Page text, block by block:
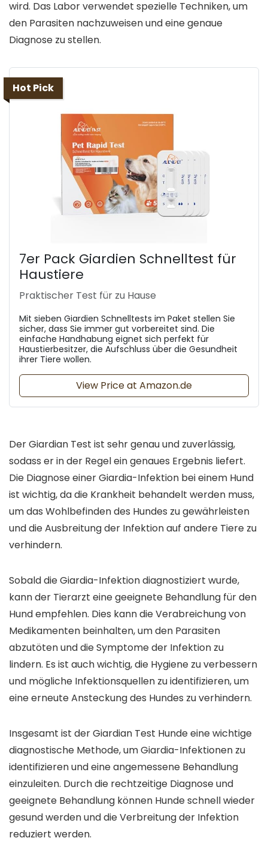
wird. Das Labor verwendet spezielle Techniken, um
den Parasiten nachzuweisen und eine genaue
Diagnose zu stellen.
Hot Pick
7er Pack Giardien Schnelltest für
Haustiere
Praktischer Test für zu Hause
Mit sieben Giardien Schnelltests im Paket stellen Sie
sicher, dass Sie immer gut vorbereitet sind. Die
einfache Handhabung eignet sich perfekt für
Haustierbesitzer, die Aufschluss über die Gesundheit
ihrer Tiere wollen.
View Price at Amazon.de
Der Giardian Test ist sehr genau und zuverlässig,
sodass er in der Regel ein genaues Ergebnis liefert.
Die Diagnose einer Giardia-Infektion bei einem Hund
ist wichtig, da die Krankheit behandelt werden muss,
um das Wohlbefinden des Hundes zu gewährleisten
und die Ausbreitung der Infektion auf andere Tiere zu
verhindern.
Sobald die Giardia-Infektion diagnostiziert wurde,
kann der Tierarzt eine geeignete Behandlung für den
Hund empfehlen. Dies kann die Verabreichung von
Medikamenten beinhalten, um den Parasiten
abzutöten und die Symptome der Infektion zu
lindern. Es ist auch wichtig, die Hygiene zu verbessern
und mögliche Infektionsquellen zu identifizieren, um
eine erneute Ansteckung des Hundes zu verhindern.
Insgesamt ist der Giardian Test Hunde eine wichtige
diagnostische Methode, um Giardia-Infektionen zu
identifizieren und eine angemessene Behandlung
einzuleiten. Durch die rechtzeitige Diagnose und
geeignete Behandlung können Hunde schnell wieder
gesund werden und die Verbreitung der Infektion
reduziert werden.